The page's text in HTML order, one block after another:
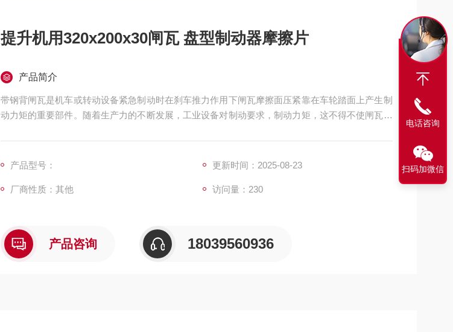
提升机用320x200x30闸瓦 盘型制动器摩擦片
产品简介
带钢背闸瓦是机车或转动设备紧急制动时在刹车推力作用下闸瓦摩擦面压紧靠在车轮踏面上产生制
动力矩的重要部件。随着生产力的不断发展，工业设备对制动要求，制动力矩，这不得不使闸瓦面
产品型号：
更新时间：2025-08-23
厂商性质：其他 访问量：230
产品咨询 18039560936
电话咨询
扫码加微信